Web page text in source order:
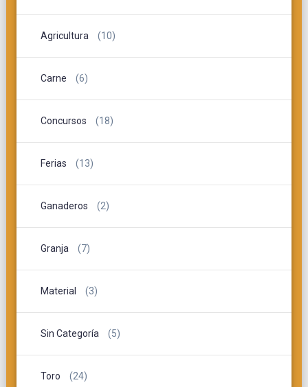
Agricultura (10)
Carne (6)
Concursos (18)
Ferias (13)
Ganaderos (2)
Granja (7)
Material (3)
Sin Categoría (5)
Toro (24)